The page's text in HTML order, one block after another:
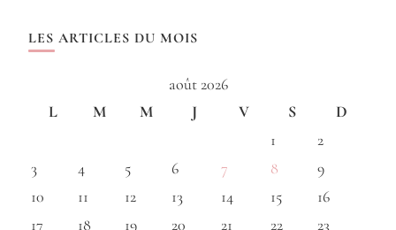
LES ARTICLES DU MOIS
août 2026
L
M M J V S
D
1
2
3
4 5 6 7 8
9
10
11 12 13 14 15
16
17
18 19 20 21 22
23